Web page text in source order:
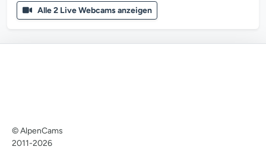
Alle 2 Live Webcams anzeigen
© AlpenCams
2011-2026